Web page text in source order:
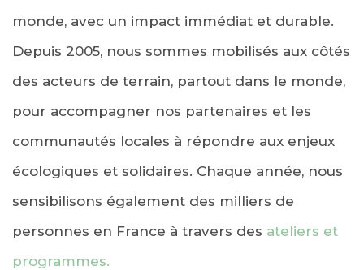
monde, avec un impact immédiat et durable.
Depuis 2005, nous sommes mobilisés aux côtés
des acteurs de terrain, partout dans le monde,
pour accompagner nos partenaires et les
communautés locales à répondre aux enjeux
écologiques et solidaires. Chaque année, nous
sensibilisons également des milliers de
personnes en France à travers des ateliers et
programmes.